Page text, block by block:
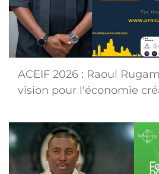
ACEIF 2026 : Raoul
vision pour l'économie